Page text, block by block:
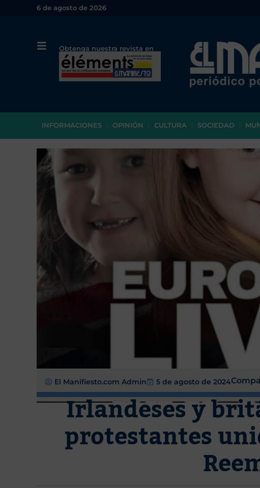
6 de agosto de 2026
Obtenga nuestra revista en
papel o en PDF
INFORMACIONES OPINIÓN CULTURA SOCIEDAD
El Manifiesto.com Admin 5 de agosto de 2024
Irlandeses y
protestantes